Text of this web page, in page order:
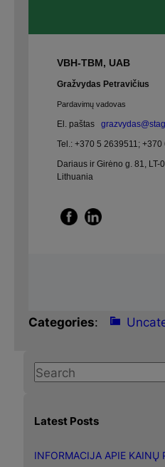
VBH-TBM, UAB
Gražvydas Petravičius
Pardavimų vadovas
El. paštas
Tel.: +370 5 2639511; +370
Dariaus ir Girėno g. 81,
Lithuania
Categories:
S
r
c
Latest Posts
INFORMACIJA APIE KAINŲ